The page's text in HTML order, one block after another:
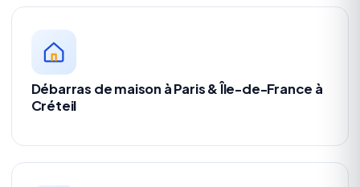
Débarras de maison à Paris & Île-de-France à
Créteil